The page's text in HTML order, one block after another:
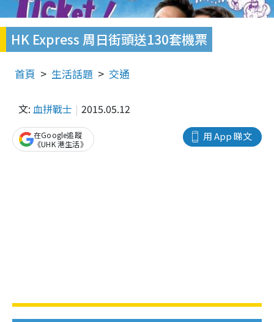
HK Express 周日街頭送130套機票
首頁 生活話題 交通
文: 血拼戰士 2015.05.12
用 App 睇文
在Google追蹤
《UHK 港生活》